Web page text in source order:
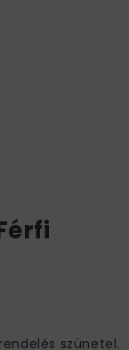
szünetel.